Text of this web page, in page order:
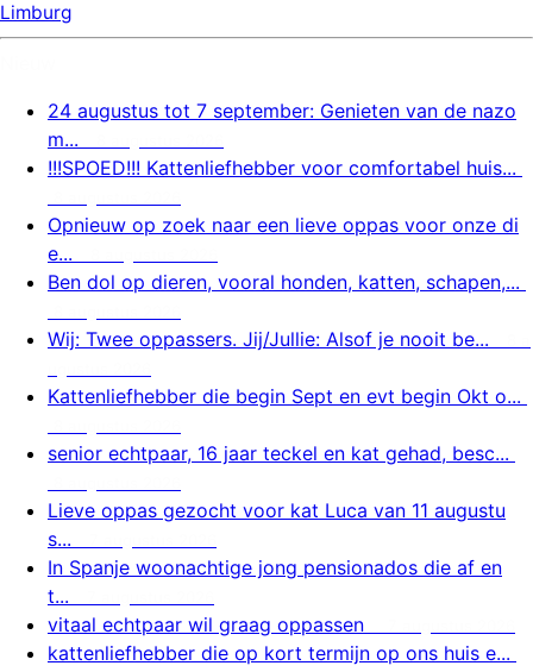
Limburg
24 augustus tot 7 september: Genieten van de nazo
m...
!!!SPOED!!! Kattenliefhebber voor comfortabel huis...
Opnieuw op zoek naar een lieve oppas voor onze di
e...
Ben dol op dieren, vooral honden, katten, schapen,...
Wij: Twee oppassers. Jij/Jullie: Alsof je nooit be...
Kattenliefhebber die begin Sept en evt begin Okt o...
senior echtpaar, 16 jaar teckel en kat gehad, besc...
Lieve oppas gezocht voor kat Luca van 11 augustu
s...
In Spanje woonachtige jong pensionados die af en
t...
vitaal echtpaar wil graag oppassen
kattenliefhebber die op kort termijn op ons huis e...